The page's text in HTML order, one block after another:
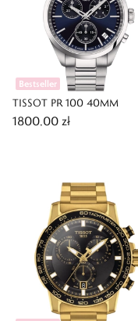
Bestseller
TISSOT PR 100 40MM
1800,00 zł